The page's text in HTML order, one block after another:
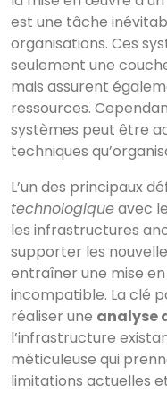
est une tâche
organisations. Ces
seulement une
mais assurent
ressources.
systèmes peut être
techniques
L’un des principaux
technologiqueavec
les infrastructures
supporter les
entraîner une mise
incompatible. La clé
réaliser une analyse
l’infrastructure
méticuleuse qui
limitations actuelles